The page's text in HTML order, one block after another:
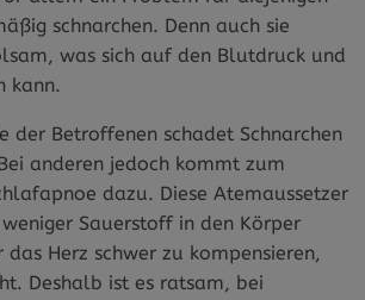
schnarchen. Denn auch sie
was sich auf den Blutdruck und
kann.
der Betroffenen schadet Schnarchen
anderen jedoch kommt zum
dazu. Diese Atemaussetzer
Sauerstoff in den Körper
Herz schwer zu kompensieren,
Deshalb ist es ratsam, bei